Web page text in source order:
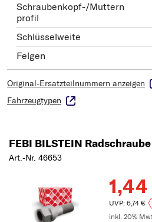
Schraubenkopf-/Muttern
profil
Schlüsselweite
Felgen
Original-Ersatzteilnummern anzeigen
Fahrzeugtypen
FEBI BILSTEIN Radschraube
Art.-Nr. 46653
UVP: 6,74 €
inkl. 20%